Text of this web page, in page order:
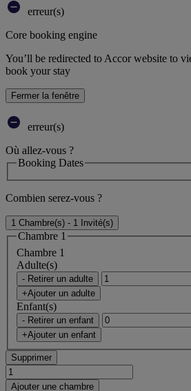
erreur(s)
Core booking engine
You’ll be redirected to Accor website to
book your stay
Fermer la fenêtre
erreur(s)
Où allez-vous ?
Booking Dates
Combien serez-vous ?
1 Chambre(s) - 1 Invité(s)
Chambre 1
Chambre 1
Adulte(s)
- Retirer un adulte
+Ajouter un adulte
Enfant(s)
- Retirer un enfant
+Ajouter un enfant
Supprimer
Ajouter une chambre